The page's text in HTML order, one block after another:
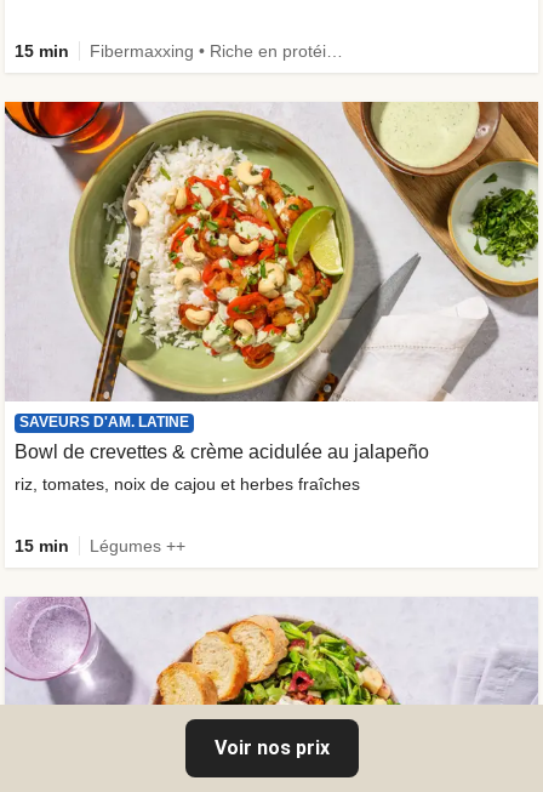
15 min
SAVEURS D'AM. LATINE
Bowl de crevettes & crème acidulée au jalapeño
riz, tomates, noix de cajou et herbes fraîches
15 min Légumes ++
Voir nos prix